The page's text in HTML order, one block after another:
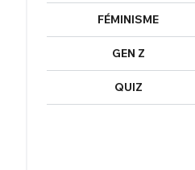
FÉMINISME
GEN Z
QUIZ